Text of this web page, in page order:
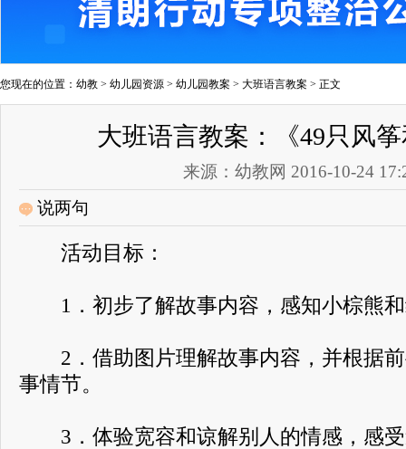
您现在的位置： 幼教 > 幼儿园资源 > 幼儿园教案 > 大班语言教案 > 正文
大班语言教案：《49只风
来源：幼教网 2016-10-24
说两句
活动目标：
1．初步了解故事内容，感知小棕熊和
2．借助图片理解故事内容，并根据前
事情节。
3．体验宽容和谅解别人的情感，感受